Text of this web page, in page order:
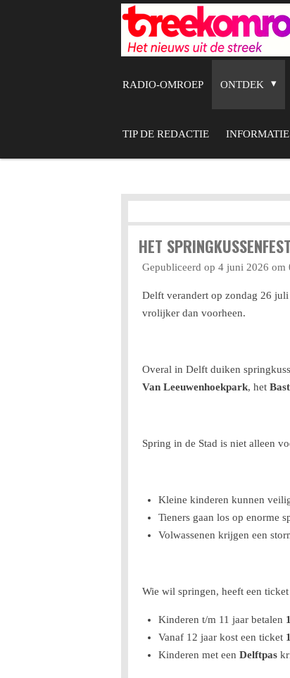
RADIO-OMROEP ONTDEK
TIP DE REDACTIE INFORMATIE
HET
Gepubliceerd op 4 juni 2026 om
Delft verandert op zondag 26
vrolijker dan voorheen.
Overal in Delft duiken
Van Leeuwenhoekpark, het
Spring in de Stad is niet alleen
Kleine kinderen kunnen
Tieners gaan los op enorme
Volwassenen krijgen een
Wie wil springen, heeft een
Kinderen t/m 11 jaar betalen
Vanaf 12 jaar kost een ticket
Kinderen met een Delftpas